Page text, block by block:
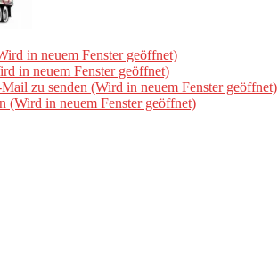
in neuem Fenster geöffnet)
in neuem Fenster geöffnet)
zu senden (Wird in neuem Fenster geöffnet)
in neuem Fenster geöffnet)